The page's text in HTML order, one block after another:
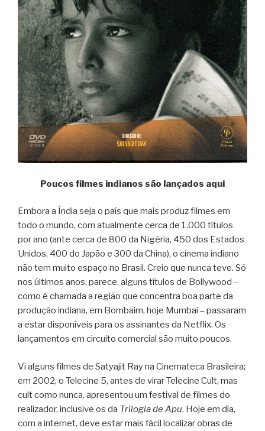
Poucos filmes indianos são lançados aqui
Embora a Índia seja o país que mais produz filmes em
todo o mundo, com atualmente cerca de 1.000 títulos
por ano (ante cerca de 800 da Nigéria, 450 dos Estados
Unidos, 400 do Japão e 300 da China), o cinema indiano
não tem muito espaço no Brasil. Creio que nunca teve. Só
nos últimos anos, parece, alguns títulos de Bollywood –
como é chamada a região que concentra boa parte da
produção indiana, em Bombaim, hoje Mumbai – passaram
a estar disponíveis para os assinantes da Netflix. Os
lançamentos em circuito comercial são muito poucos.
Vi alguns filmes de Satyajit Ray na Cinemateca Brasileira;
em 2002, o Telecine 5, antes de virar Telecine Cult, mas
cult como nunca, apresentou um festival de filmes do
realizador, inclusive os da Trilogia de Apu. Hoje em dia,
com a internet, deve estar mais fácil localizar obras de